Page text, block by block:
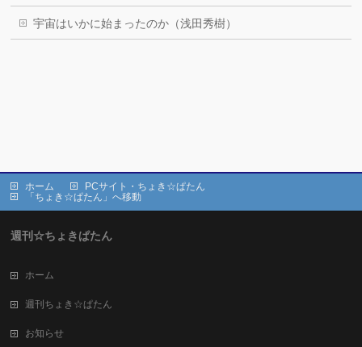
宇宙はいかに始まったのか（浅田秀樹）
ホーム
PCサイト・ちょき☆ぱたん
「ちょき☆ぱたん」へ移動
週刊☆ちょきぱたん
ホーム
週刊ちょき☆ぱたん
お知らせ